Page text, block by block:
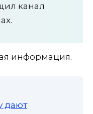
канал
информация.
дают